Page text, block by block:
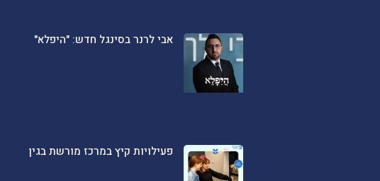
אבי לרנר בסינגל חדש: "היפלא"
פעילויות קיץ במרכז מורשת בגין